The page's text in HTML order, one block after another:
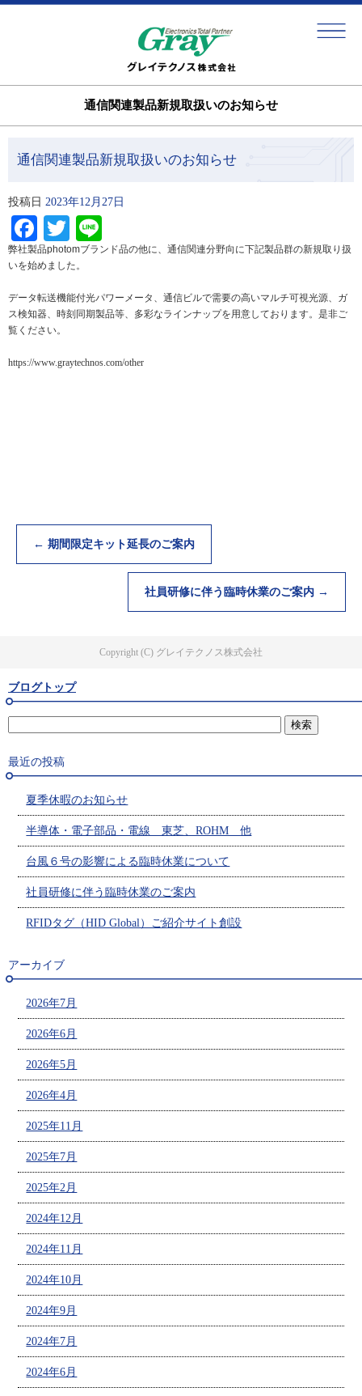
通信関連製品新規取扱いのお知らせ
通信関連製品新規取扱いのお知らせ
投稿日 2023年12月27日
Facebook
Twitter
弊社製品photomブランド品の他に、通信関連分野向に下記製品群の新規取り扱
いを始めました。
データ転送機能付光パワーメータ、通信ビルで需要の高いマルチ可視光源、ガ
ス検知器、時刻同期製品等、多彩なラインナップを用意しております。是非ご
覧ください。
https://www.graytechnos.com/other
← 期間限定キット延長のご案内
社員研修に伴う臨時休業のご案内 →
Copyright (C) グレイテクノス株式会社
ブログトップ
最近の投稿
夏季休暇のお知らせ
半導体・電子部品・電線 東芝、ROHM 他
台風６号の影響による臨時休業について
社員研修に伴う臨時休業のご案内
RFIDタグ（HID Global）ご紹介サイト創設
アーカイブ
2026年7月
2026年6月
2026年5月
2026年4月
2025年11月
2025年7月
2025年2月
2024年12月
2024年11月
2024年10月
2024年9月
2024年7月
2024年6月